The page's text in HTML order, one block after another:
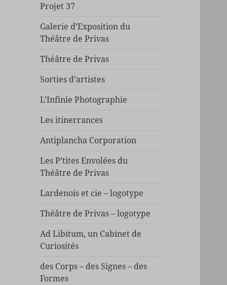
Projet 37
Galerie d’Exposition du
Théâtre de Privas
Théâtre de Privas
Sorties d’artistes
L’Infinie Photographie
Les itinerrances
Antiplancha Corporation
Les P’tites Envolées du
Théâtre de Privas
Lardenois et cie – logotype
Théâtre de Privas – logotype
Ad Libitum, un Cabinet de
Curiosités
des Corps – des Signes – des
Formes